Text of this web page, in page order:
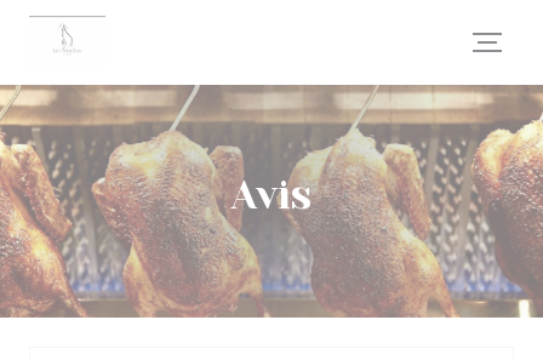
Personnalisation de vos choix en matière de cookies
Avis